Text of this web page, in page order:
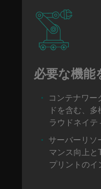
必要な機能
コンテナワ
ドを含む、
ラウドネイテ
サーバーリソ
マンス向上と
プリントのイ